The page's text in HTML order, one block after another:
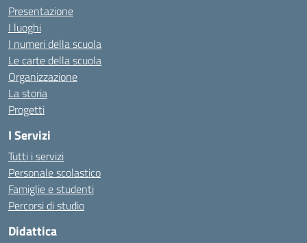
Presentazione
I luoghi
I numeri della scuola
Le carte della scuola
Organizzazione
La storia
Progetti
I Servizi
Tutti i servizi
Personale scolastico
Famiglie e studenti
Percorsi di studio
Didattica